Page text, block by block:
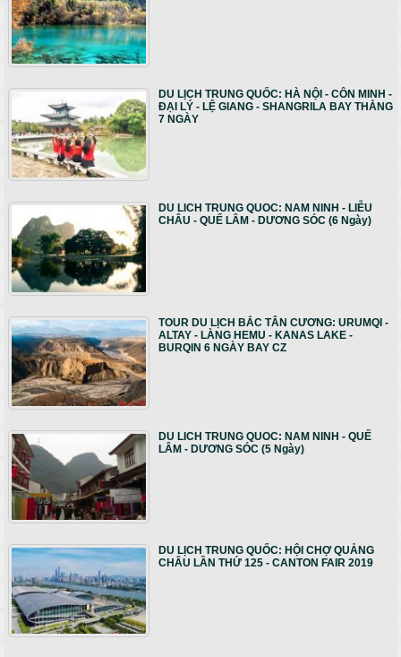
DU LỊCH TRUNG QUỐC: HÀ NỘI - CÔN MINH -
ĐẠI LÝ - LỆ GIANG - SHANGRILA BAY THẲNG
7 NGÀY
DU LICH TRUNG QUOC: NAM NINH - LIỄU
CHÂU - QUẾ LÂM - DƯƠNG SÓC (6 Ngày)
TOUR DU LỊCH BẮC TÂN CƯƠNG: URUMQI -
ALTAY - LÀNG HEMU - KANAS LAKE -
BURQIN 6 NGÀY BAY CZ
DU LICH TRUNG QUOC: NAM NINH - QUẾ
LÂM - DƯƠNG SÓC (5 Ngày)
DU LỊCH TRUNG QUỐC: HỘI CHỢ QUẢNG
CHÂU LẦN THỨ 125 - CANTON FAIR 2019